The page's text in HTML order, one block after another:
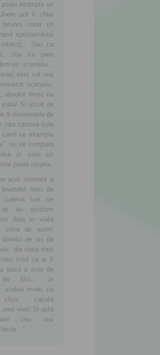
intampla un
pot fi chiar
(atunci cand un
spectacolului
Stiu ca
stiu ca pare
un scenariu...
este cel mai
scenariu.
absolut nimic nu
viata! Si oricat de
fi momentele de
fata catorva sute
cand se intampla
nu se compara
in care un
poate respira.
acel moment a
meu de
luni se
iar eu asistam
data in viata
criza de astm!
dorinta de a-i da
din viata mea
meu cred ca ar fi
baza a sute de
de film... in
acelea inveti ca
capata
unei vieti! Si asta
cea mai